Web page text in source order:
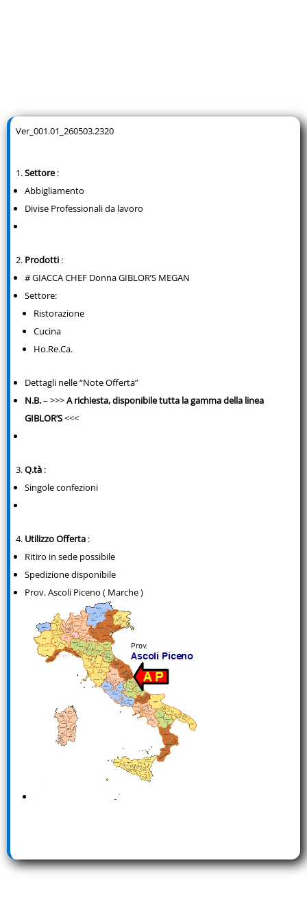
Ver_001.01_260503.2320
Settore:
Abbigliamento
Divise Professionali da lavoro
Prodotti :
# GIACCA CHEF Donna GIBLOR’S MEGAN
Settore:
Ristorazione
Cucina
Ho.Re.Ca.
Dettagli nelle “Note Offerta”
N.B.– >>>A richiesta, disponibile tutta la gamma della linea
GIBLOR’S<<<
Q.tà :
Singole confezioni
Utilizzo Offerta :
Ritiro in sede possibile
Spedizione disponibile
Prov. Ascoli Piceno ( Marche )